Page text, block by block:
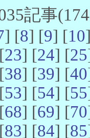
記事
] [8] [9] [10
23] [24] [25
38] [39] [40
53] [54] [55
68] [69] [70
83] [84] [85